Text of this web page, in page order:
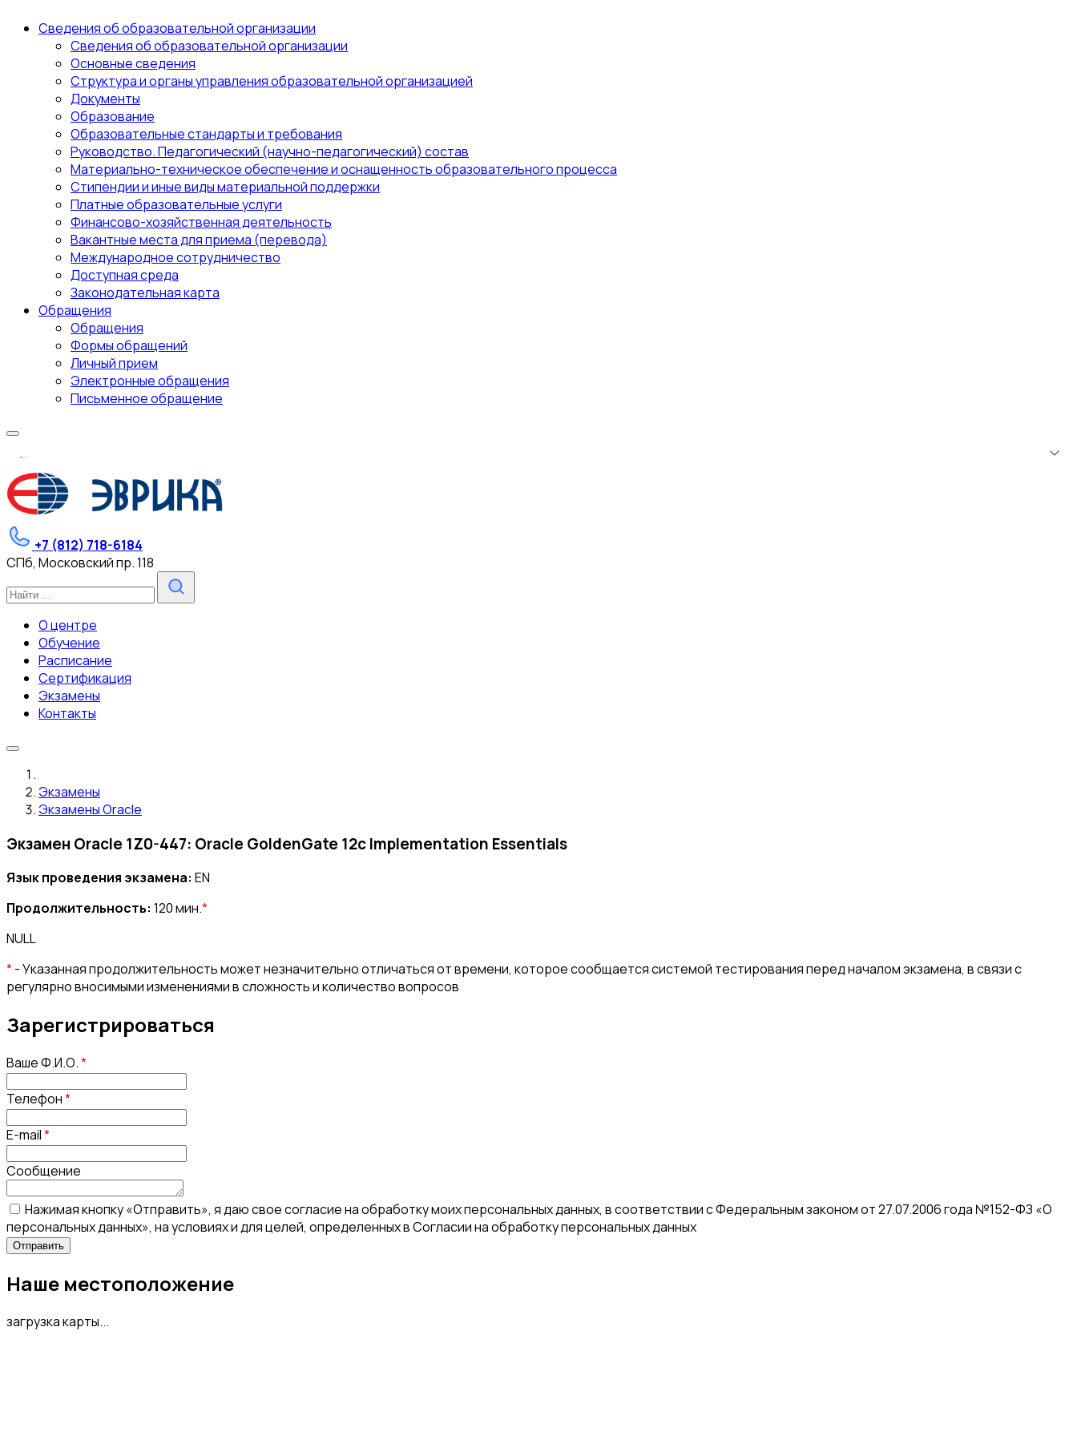
Сведения об образовательной организации
Сведения об образовательной организации
Основные сведения
Структура и органы управления образовательной организацией
Документы
Образование
Образовательные стандарты и требования
Руководство. Педагогический (научно-педагогический) состав
Материально-техническое обеспечение и оснащенность образовательного процесса
Стипендии и иные виды материальной поддержки
Платные образовательные услуги
Финансово-хозяйственная деятельность
Вакантные места для приема (перевода)
Международное сотрудничество
Доступная среда
Законодательная карта
Обращения
Обращения
Формы обращений
Личный прием
Электронные обращения
Письменное обращение
...
+7 (812) 718-6184
СПб, Московский пр. 118
О центре
Обучение
Расписание
Сертификация
Экзамены
Контакты
Экзамены
Экзамены Oracle
Экзамен Oracle 1Z0-447: Oracle GoldenGate 12c Implementation Essentials
Язык проведения экзамена: EN
Продолжительность: 120 мин.*
NULL
*- Указанная продолжительность может незначительно отличаться от времени, которое сообщается системой тестирования перед началом экзамена, в связи с
регулярно вносимыми изменениями в сложность и количество вопросов
Зарегистрироваться
Ваше Ф.И.О.*
Телефон*
E-mail*
Сообщение
Нажимая кнопку «Отправить», я даю свое согласие на обработку моих персональных данных, в соответствии с Федеральным законом от 27.07.2006 года №152-ФЗ «О
персональных данных», на условиях и для целей, определенных в Согласии на обработку персональных данных
Наше местоположение
загрузка карты...